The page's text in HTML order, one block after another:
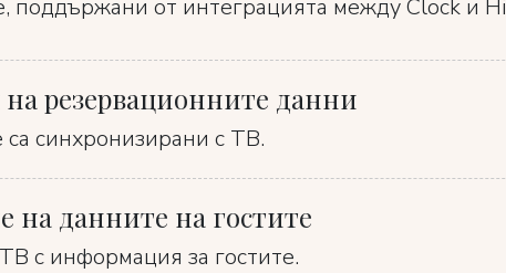
поддържани от интеграцията между Clock и
резервационните данни
синхронизирани с ТВ.
на данните на гостите
с информация за гостите.